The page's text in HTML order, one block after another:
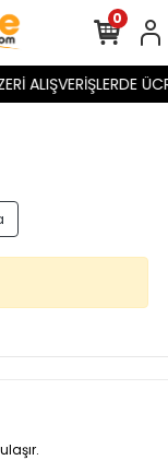
ALIŞVERİŞLERDE
0